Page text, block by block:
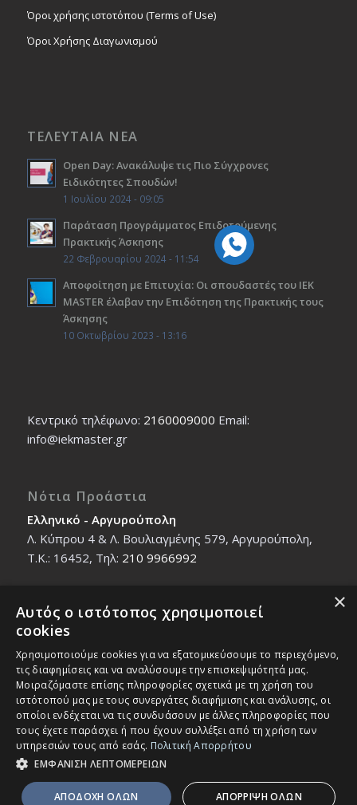
Όροι χρήσης ιστοτόπου (Terms of Use)
Όροι Χρήσης Διαγωνισμού
ΤΕΛΕΥΤΑΙΑ ΝΕΑ
Open Day: Ανακάλυψε τις Πιο Σύγχρονες
Ειδικότητες Σπουδών!
1 Ιουλίου 2024 - 09:05
Παράταση Προγράμματος Επιδοτούμενης
Πρακτικής Άσκησης
22 Φεβρουαρίου 2024 - 11:54
Αποφοίτηση με Επιτυχία: Οι σπουδαστές του ΙΕΚ
ΜΑSTER έλαβαν την Επιδότηση της Πρακτικής τους
Άσκησης
10 Οκτωβρίου 2023 - 13:16
Κεντρικό τηλέφωνο: 2160009000 Εmail:
info@iekmaster.gr
Νότια Προάστια
Ελληνικό - Αργυρούπολη
Λ. Κύπρου 4 & Λ. Βουλιαγμένης 579, Αργυρούπολη,
T.K.: 16452, Τηλ: 210 9966992
Βόρεια Προάστια
Νέο Ηράκλειο - Μαρούσι
Ζαλοκώστα 18 & Εμμανουήλ Παπαδάκη 12, T.K.:
14121, Τηλ:210 2712588
© Copyright - IEK MASTER -Enfold Theme by Kriesi
×
Αυτός ο ιστότοπος χρησιμοποιεί
cookies
Χρησιμοποιούμε cookies για να εξατομικεύσουμε το περιεχόμενο,
τις διαφημίσεις και να αναλύσουμε την επισκεψιμότητά μας.
Μοιραζόμαστε επίσης πληροφορίες σχετικά με τη χρήση του
ιστότοπού μας με τους συνεργάτες διαφήμισης και ανάλυσης, οι
οποίοι ενδέχεται να τις συνδυάσουν με άλλες πληροφορίες που
τους έχετε παράσχει ή που έχουν συλλέξει από τη χρήση των
υπηρεσιών τους από εσάς. Πολιτική Απορρήτου
ΕΜΦΑΝΙΣΗ ΛΕΠΤΟΜΕΡΕΙΩΝ
ΑΠΟΔΟΧΗ ΟΛΩΝ ΑΠΟΡΡΙΨΗ ΟΛΩΝ